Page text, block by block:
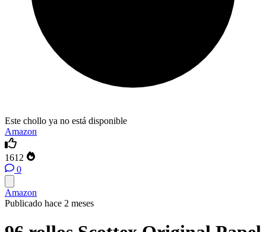
Este chollo ya no está disponible
Amazon
1612
0
Amazon
Publicado hace 2 meses